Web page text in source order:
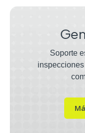
Soporte